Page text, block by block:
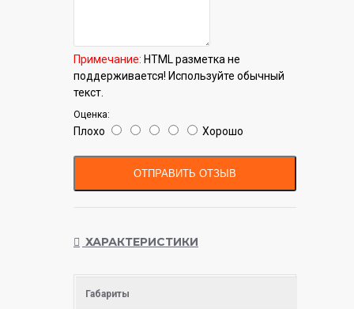
Примечание: HTML разметка не
поддерживается! Используйте обычный
текст.
Оценка:
Плохо Хорошо
ОТПРАВИТЬ ОТЗЫВ
ХАРАКТЕРИСТИКИ
Габариты